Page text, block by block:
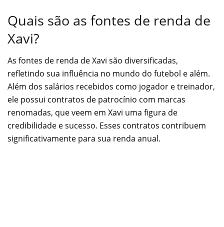
Quais são as fontes de renda de
Xavi?
As fontes de renda de Xavi são diversificadas,
refletindo sua influência no mundo do futebol e além.
Além dos salários recebidos como jogador e treinador,
ele possui contratos de patrocínio com marcas
renomadas, que veem em Xavi uma figura de
credibilidade e sucesso. Esses contratos contribuem
significativamente para sua renda anual.